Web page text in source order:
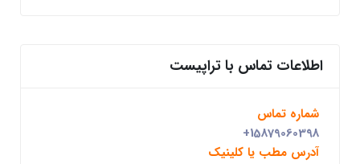
اطلاعات تماس با تراپیست
شماره تماس
+15879060398
آدرس مطب یا کلینیک